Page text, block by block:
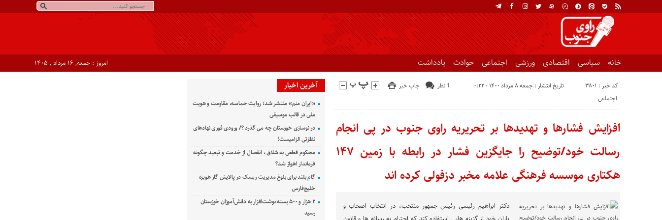
خانه سیاسی اقتصادی ورزشی اجتماعی حوادث یادداشت امروز : جمعه, ۱۶ مرداد , ۱۴۰۵
کد خبر : 3801 تاریخ انتشار : جمعه ۸ مرداد ۱۴۰۰ - ۰:۲۲ چاپ خبر
1 نظر
اجتماعی
افزایش فشارها و تهدیدها بر تحریریه راوی جنوب در پی انجام
رسالت خود/توضیح را جایگزین فشار در رابطه با زمین ۱۴۷
هکتاری موسسه فرهنگی علامه مخبر دزفولی کرده اند
دکتر ابراهیم رئیسی رئیس جمهور منتخب، در انتخاب اصحاب و
آخرین اخبار
«ایران منم» منتشر شد؛ روایت حماسه، مقاومت و هویت
ملی در قالب موسیقی
در نوسازی خوزستان چه می گذرد ؟/ ورودی فوری نهادهای
نظارتی الزامیست!
محکوم قطعی به شلاق ، انفصال از خدمت و تبعید چگونه
فرماندار اهواز شد؟
گام بلند برای بلوغ مدیریت ریسک در پالایش گاز هویزه
خلیج‌فارس
۲ هزار و ۵۰۰ بسته نوشت‌افزار به دانش‌آموزان خوزستان
رسید